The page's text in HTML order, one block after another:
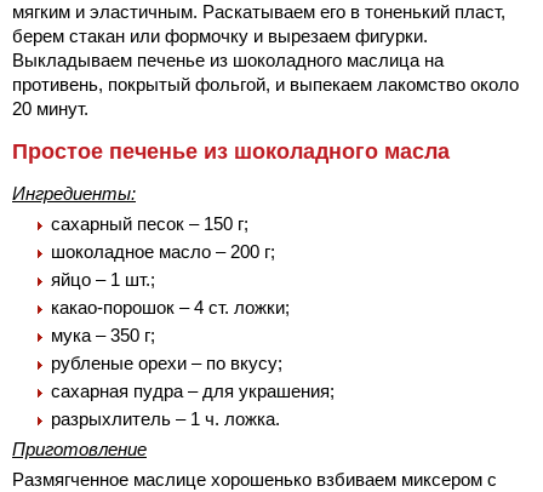
мягким и эластичным. Раскатываем его в тоненький пласт,
берем стакан или формочку и вырезаем фигурки.
Выкладываем печенье из шоколадного маслица на
противень, покрытый фольгой, и выпекаем лакомство около
20 минут.
Простое печенье из шоколадного масла
Ингредиенты:
сахарный песок – 150 г;
шоколадное масло – 200 г;
яйцо – 1 шт.;
какао-порошок – 4 ст. ложки;
мука – 350 г;
рубленые орехи – по вкусу;
сахарная пудра – для украшения;
разрыхлитель – 1 ч. ложка.
Приготовление
Размягченное маслице хорошенько взбиваем миксером с